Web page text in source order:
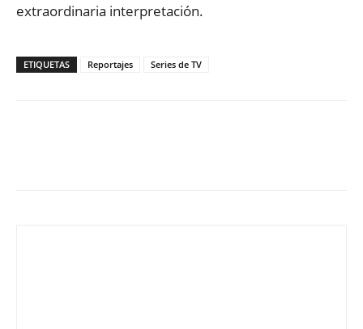
extraordinaria interpretación.
ETIQUETAS Reportajes Series de TV